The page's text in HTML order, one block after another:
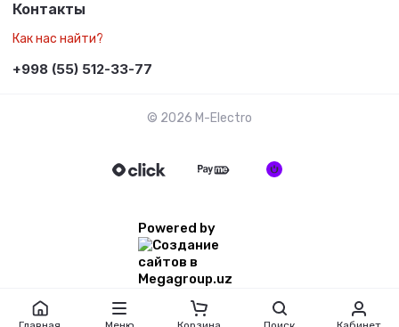
Контакты
Как нас найти?
+998 (55) 512-33-77
© 2026 M-Electro
Powered by